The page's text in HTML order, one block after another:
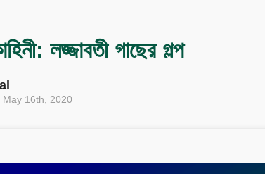
Blog
Gallery
Archive
Follow Us
লজ্জাবতী গাছের গল্প
16th, 2020